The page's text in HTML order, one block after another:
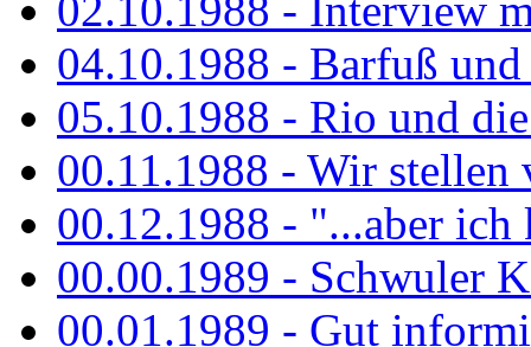
04.10.1988 - Barfuß und
05.10.1988 - Rio und
00.11.1988 - Wir stellen
00.12.1988 - "...aber ich
00.00.1989 - Schwuler
00.01.1989 - Gut